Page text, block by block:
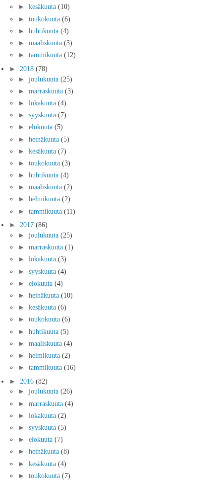
► kesäkuuta (10)
► toukokuuta (6)
► huhtikuuta (4)
► maaliskuuta (3)
► tammikuuta (12)
► 2018 (78)
► joulukuuta (25)
► marraskuuta (3)
► lokakuuta (4)
► syyskuuta (7)
► elokuuta (5)
► heinäkuuta (5)
► kesäkuuta (7)
► toukokuuta (3)
► huhtikuuta (4)
► maaliskuuta (2)
► helmikuuta (2)
► tammikuuta (11)
► 2017 (86)
► joulukuuta (25)
► marraskuuta (1)
► lokakuuta (3)
► syyskuuta (4)
► elokuuta (4)
► heinäkuuta (10)
► kesäkuuta (6)
► toukokuuta (6)
► huhtikuuta (5)
► maaliskuuta (4)
► helmikuuta (2)
► tammikuuta (16)
► 2016 (82)
► joulukuuta (26)
► marraskuuta (4)
► lokakuuta (2)
► syyskuuta (5)
► elokuuta (7)
► heinäkuuta (8)
► kesäkuuta (4)
► toukokuuta (7)